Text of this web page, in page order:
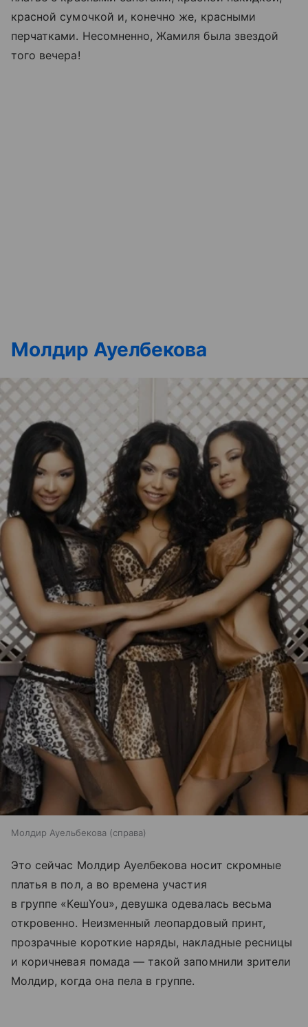
красной сумочкой и, конечно же, красными
перчатками. Несомненно, Жамиля была звездой
того вечера!
Молдир Ауелбекова
Молдир Ауельбекова (справа)
Это сейчас Молдир Ауелбекова носит скромные
платья в пол, а во времена участия
в группе «КешYou», девушка одевалась весьма
откровенно. Неизменный леопардовый принт,
прозрачные короткие наряды, накладные ресницы
и коричневая помада — такой запомнили зрители
Молдир, когда она пела в группе.